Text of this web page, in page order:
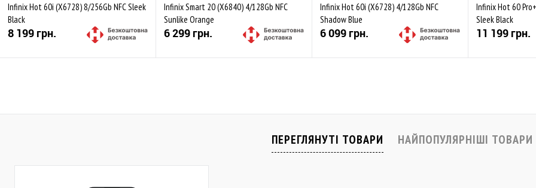
Infinix Hot 60i (X6728) 8/256Gb NFC Sleek
Black
8 199 грн.
Infinix Smart 20 (X6840) 4/128Gb NFC
Sunlike Orange
6 299 грн.
Infinix Hot 60i (X6728) 4/128Gb NFC
Shadow Blue
6 099 грн.
Infinix Hot 60
Sleek Black
11 199 грн.
ПЕРЕГЛЯНУТІ ТОВАРИ НАЙПОПУЛЯРНІШІ ТОВАРИ